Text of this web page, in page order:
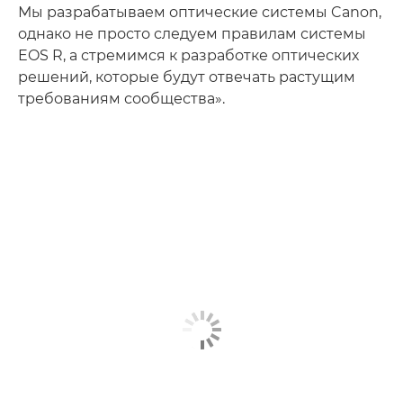
Мы разрабатываем оптические системы Canon,
однако не просто следуем правилам системы
EOS R, а стремимся к разработке оптических
решений, которые будут отвечать растущим
требованиям сообщества».